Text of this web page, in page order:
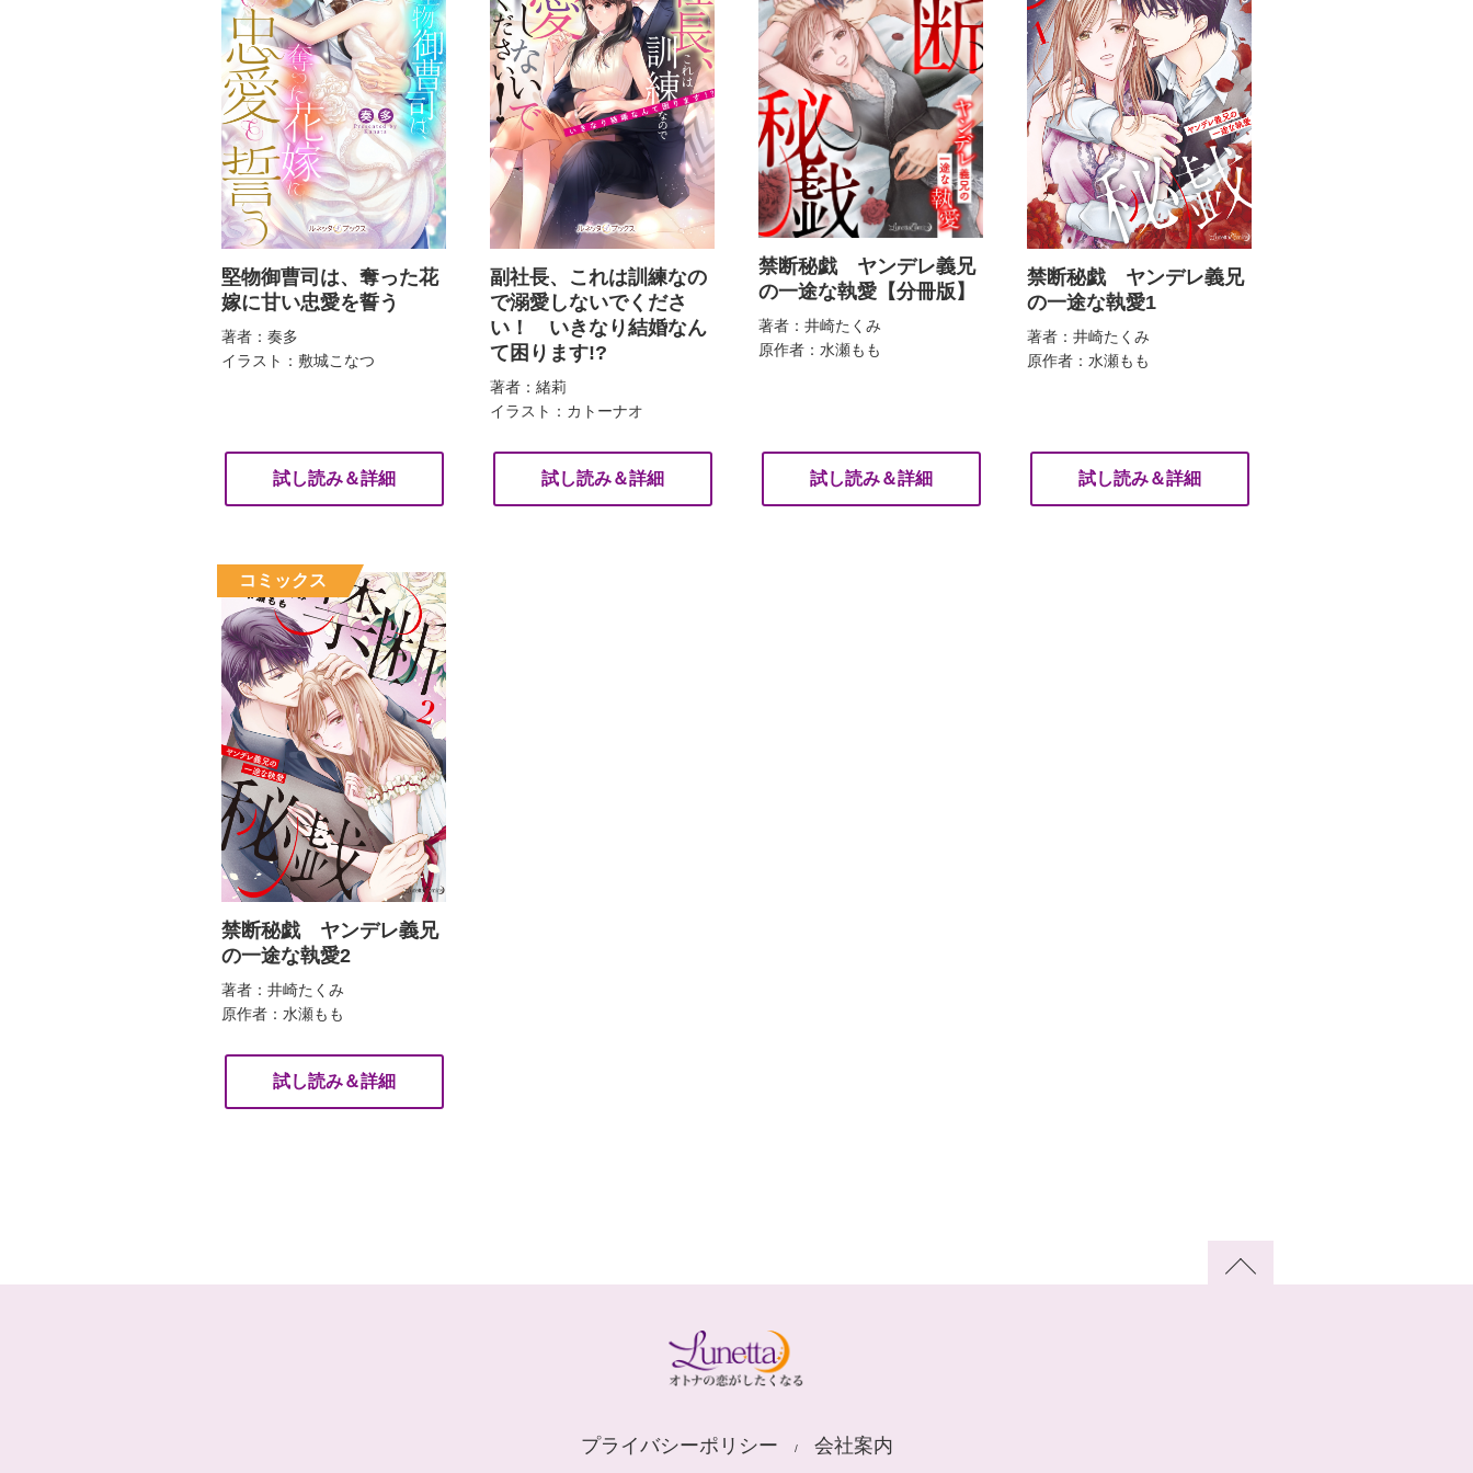
堅物御曹司は、奪った花
嫁に甘い忠愛を誓う
著者：奏多
イラスト：敷城こなつ
試し読み＆詳細
副社長、これは訓練なの
で溺愛しないでくださ
い！ いきなり結婚なん
て困ります!?
著者：緒莉
イラスト：カトーナオ
試し読み＆詳細
禁断秘戯 ヤンデレ義兄
の一途な執愛【分冊版】
著者：井崎たくみ
原作者：水瀬もも
試し読み＆詳細
禁断秘戯 ヤンデレ義兄
の一途な執愛1
著者：井崎たくみ
原作者：水瀬もも
試し読み＆詳細
禁断秘戯 ヤンデレ義兄
の一途な執愛2
著者：井崎たくみ
原作者：水瀬もも
試し読み＆詳細
プライバシーポリシー 会社案内